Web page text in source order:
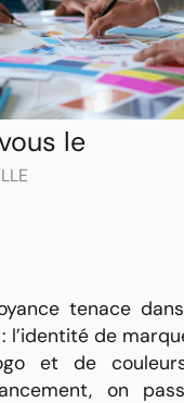
marque
le
tenace
l’identité de
et de
on